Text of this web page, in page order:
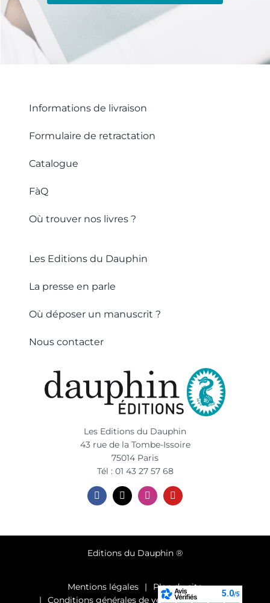
Informations de livraison
Formulaire de retractation
Catalogue
FàQ
Où trouver nos livres ?
Les Editions du Dauphin
La presse en parle
Où déposer un manuscrit ?
Nous contacter
Les Editions du Dauphin
43 rue de la Tombe-Issoire
75014 Paris
Tél : 01 43 27 57 68
Editions du Dauphin ®
Mentions légales
Plan du site
Conditions générales de vente et d’utilisation